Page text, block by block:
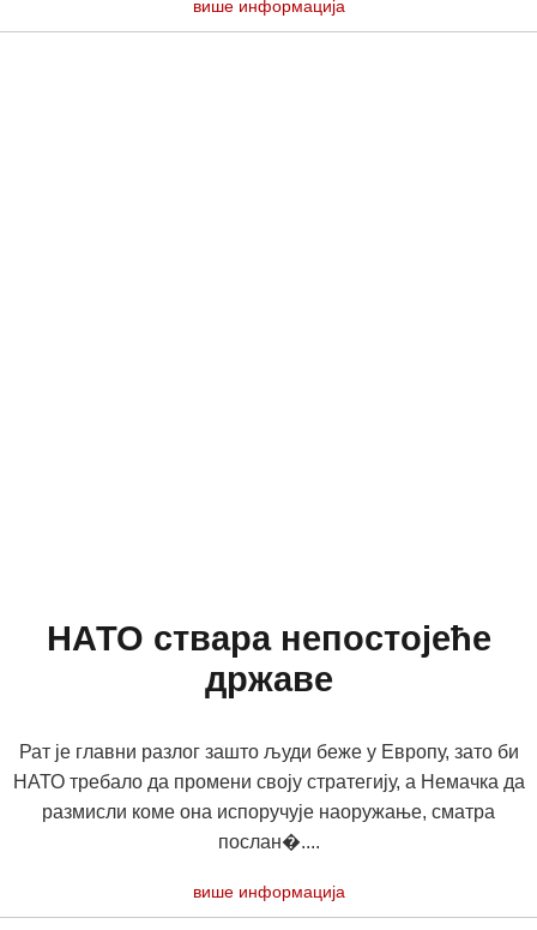
више информација
НАТО ствара непостојеће
државе
Рат је главни разлог зашто људи беже у Европу, зато би
НАТО требало да промени своју стратегију, а Немачка да
размисли коме она испоручује наоружање, сматра
послан�....
више информација